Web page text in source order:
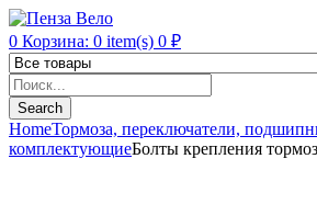
0 Корзина: 0 item(s) 0 ₽
Products
search
Search
HomeТормоза, переключатели,
комплектующиеБолты крепления